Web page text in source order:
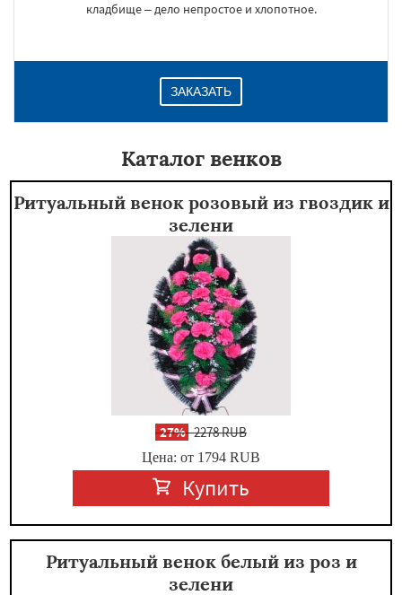
кладбище – дело непростое и хлопотное.
ЗАКАЗАТЬ
Каталог венков
Ритуальный венок розовый из гвоздик и
зелени
-27%2278 RUB
Цена: от 1794 RUB
Купить
Ритуальный венок белый из роз и
зелени